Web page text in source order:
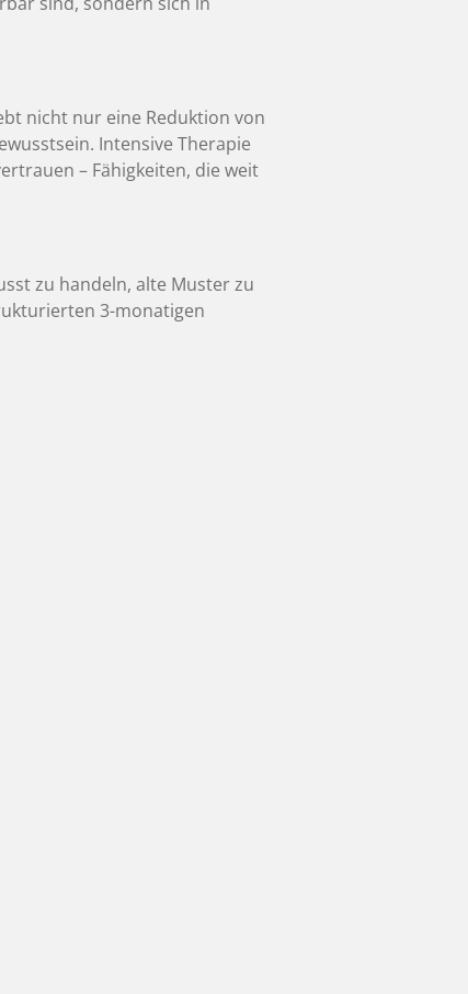
nicht nur eine Reduktion von
Intensive Therapie
– Fähigkeiten, die weit
zu handeln, alte Muster zu
3-monatigen